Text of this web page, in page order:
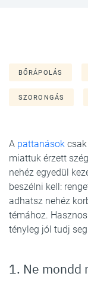
BŐRÁPOLÁS
SZORONGÁS
A pattanások
miattuk érzett
nehéz egyedül
beszélni kell:
adhatsz nehéz
témához.
tényleg jól tudj
1. Ne mondd